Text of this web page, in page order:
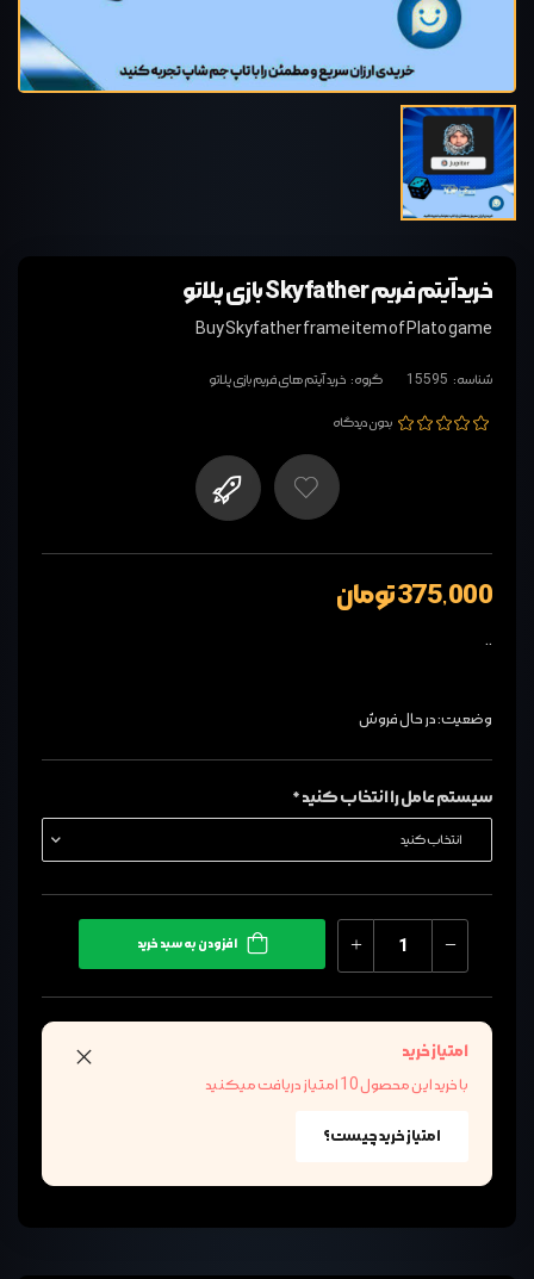
خرید آیتم فریم Skyfather بازی پلاتو
Buy Skyfather frame item of Plato game
شناسه: 15595 گروه: خرید آیتم های فریم بازی پلاتو
بدون دیدگاه
375,000 تومان
..
وضعیت: در حال فروش
سیستم عامل را انتخاب کنید *
افزودن به سبد خرید
امتیاز خرید
با خرید این محصول 10 امتیاز دریافت میکنید
امتیاز خرید چیست؟